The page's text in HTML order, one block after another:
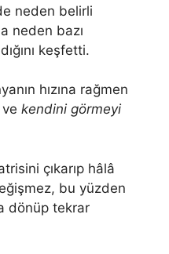
neden belirli
neden bazı
keşfetti.
hızına rağmen
ve kendini görmeyi
çıkarıp hâlâ
bu yüzden
dönüp tekrar